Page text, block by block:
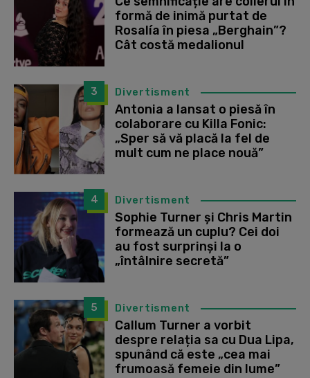
formă de inimă purtat de
Rosalía în piesa „Berghain”?
Cât costă medalionul
3 Divertisment
Antonia a lansat o piesă în
colaborare cu Killa Fonic:
„Sper să vă placă la fel de
mult cum ne place nouă”
4 Divertisment
Sophie Turner și Chris Martin
formează un cuplu? Cei doi
au fost surprinși la o
„întâlnire secretă”
5 Divertisment
Callum Turner a vorbit
despre relația sa cu Dua Lipa,
spunând că este „cea mai
frumoasă femeie din lume”